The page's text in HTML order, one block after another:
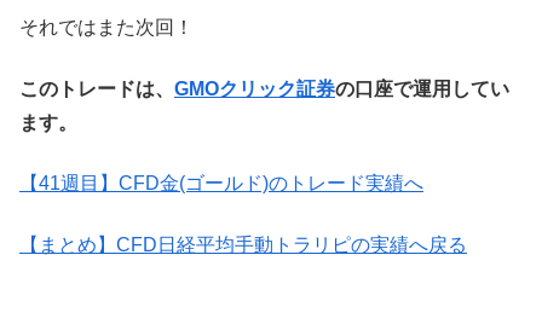
それではまた次回！
このトレードは、 GMOクリック証券の口座で運用してい
ます。
【41週目】CFD金(ゴールド)のトレード実績へ
【まとめ】CFD日経平均手動トラリピの実績へ戻る